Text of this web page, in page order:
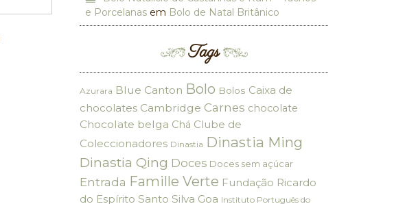
e Porcelanas em Bolo de Natal Britânico
Tags
Azurara Blue Canton Bolo Bolos Caixa de
chocolates Cambridge Carnes chocolate
Chocolate belga Chá Clube de
Coleccionadores Dinastia Dinastia Ming
Dinastia Qing Doces Doces sem açúcar
Entrada Famille Verte Fundação Ricardo
do Espírito Santo Silva Goa Instituto Português do